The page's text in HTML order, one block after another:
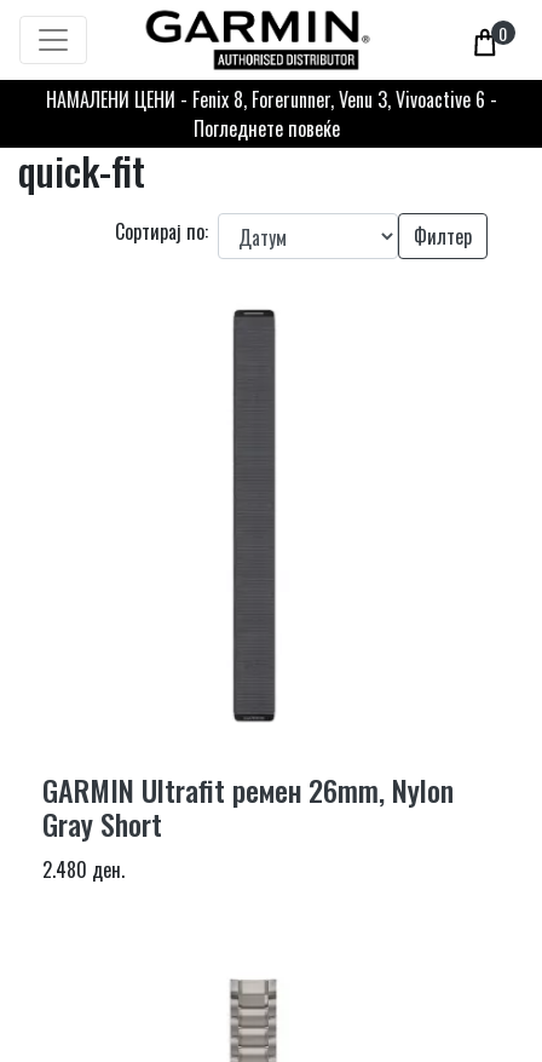
0
НАМАЛЕНИ ЦЕНИ - Fenix 8, Forerunner, Venu 3, Vivoactive 6 -
Погледнете повеќе
quick-fit
Сортирај по: Филтер
GARMIN Ultrafit ремен 26mm, Nylon
Gray Short
2.480 ден.